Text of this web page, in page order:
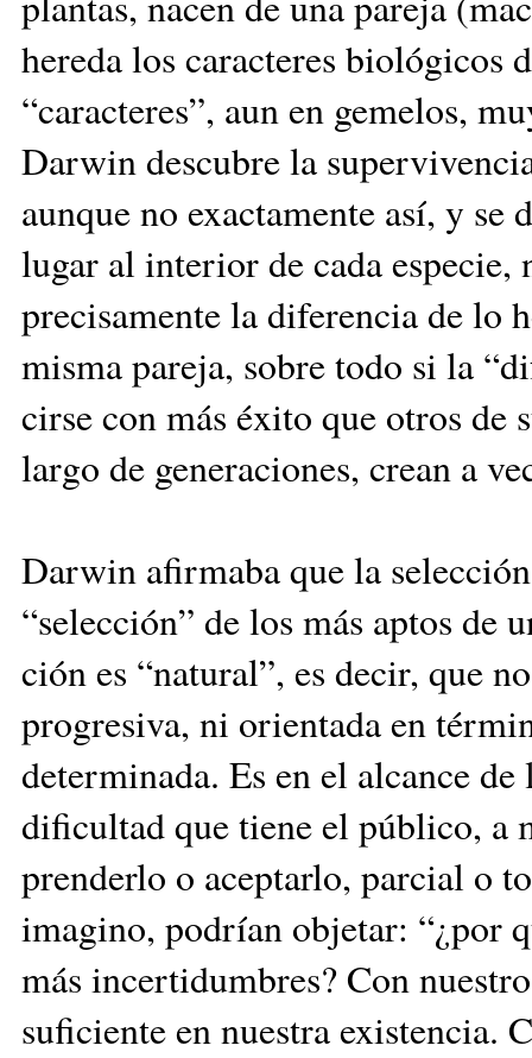
hereda los caracteres biológicos
“caracteres”, aun en gemelos,
Darwin descubre la
aunque no exac­tamente así, y se
lu­gar al interior de cada es­pe­cie,
precisamente la di­fe­rencia de lo
mis­ma pareja, sobre todo si la
cirse con más éxito que otros de
largo de generaciones, crean a
Darwin afirmaba que la
“selección” de los más aptos de
ción es “natural”, es decir, que
progresiva, ni orientada en
determinada. Es en el al­can­ce
dificultad que tiene el público, a
prenderlo o aceptarlo, parcial o
imagino, podrían objetar: “¿por
más incertidumbres? Con
suficiente en nuestra